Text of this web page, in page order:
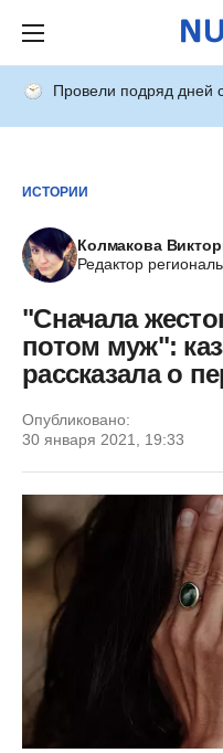
Провели подряд дней
ИСТОРИИ
Колмакова
Редактор
"Сначала
потом муж":
рассказала о
Опубликовано:
30 января 2021, 19:33